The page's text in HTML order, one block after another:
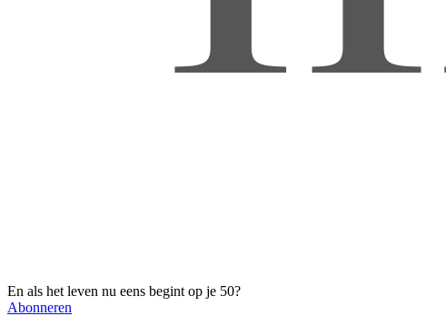
En als het leven nu eens begint op je 50?
Abonneren